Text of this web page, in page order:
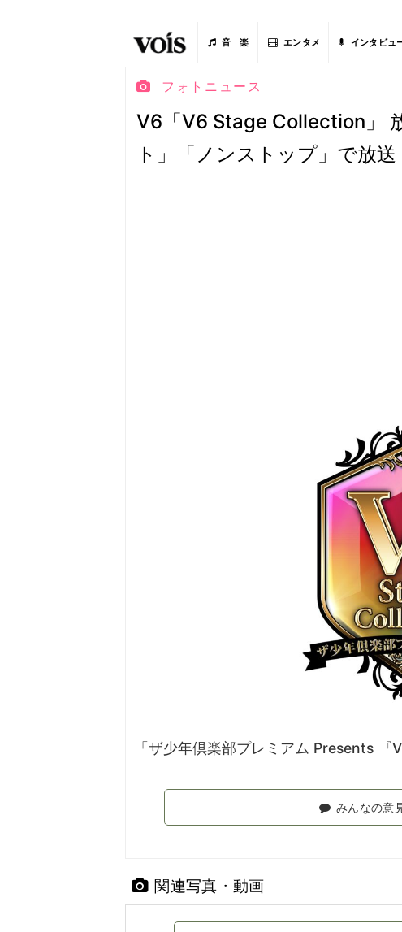
音 楽 エンタメ インタビュ
フォトニュース
V6「V6 Stage Collection」
ト」「ノンストップ」で放送
「ザ少年倶楽部プレミアム Presents
みんなの意
関連写真・動画